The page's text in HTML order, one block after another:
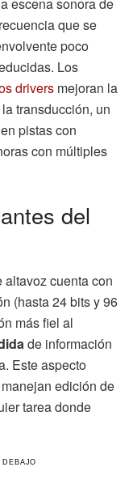
que se
poco
Los
drivers mejoran la
transducción, un
pistas con
con múltiples
del
cuenta con
(hasta 24 bits y 96
más fiel al
de información
Este aspecto
edición de
tarea donde